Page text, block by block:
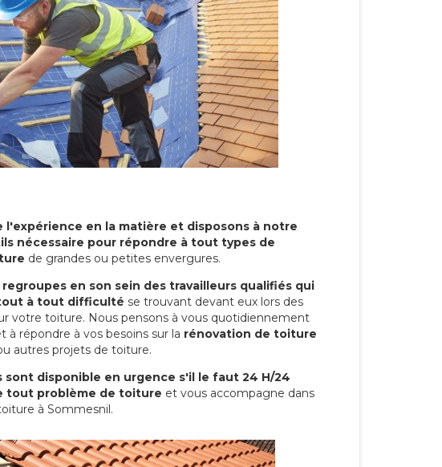
l'expérience en la matière et disposons à notre
nécessaire pour répondre à tout types de
de grandes ou petites envergures.
regroupes en son sein des travailleurs qualifiés qui
à tout difficulté se trouvant devant eux lors des
votre toiture. Nous pensons à vous quotidiennement
à répondre à vos besoins sur la rénovation de toiture
autres projets de toiture.
sont disponible en urgence s'il le faut 24 H/24
tout problème de toiture et vous accompagne dans
à Sommesnil.